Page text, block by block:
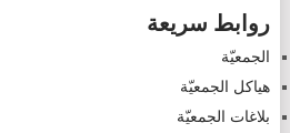
روابط سريعة
الجمعيّة
هياكل الجمعيّة
بلاغات الجمعيّة